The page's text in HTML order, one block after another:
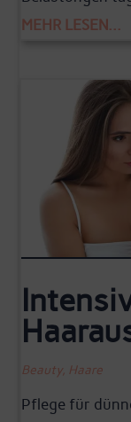
MEHR LESEN...
Beauty, Haare
Pflege für